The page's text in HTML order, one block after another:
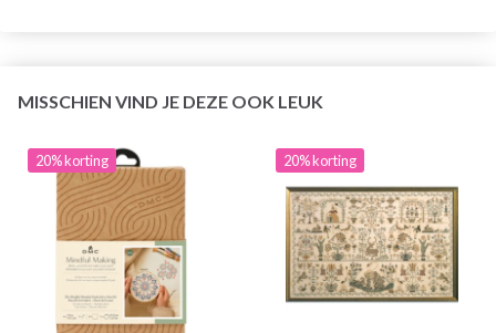
MISSCHIEN VIND JE DEZE OOK LEUK
20% korting 20% korting